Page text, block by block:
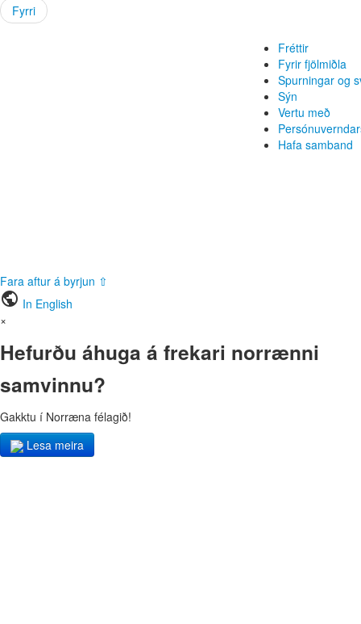
Fyrri
Fréttir
Fyrir fjölmiðla
Spurningar og
Sýn
Vertu með
Hafa samband
Fara aftur á byrjun ⇧
public In English
×
Hefurðu áhuga á frekari norrænni
samvinnu?
Gakktu í Norræna félagið!
Lesa meira